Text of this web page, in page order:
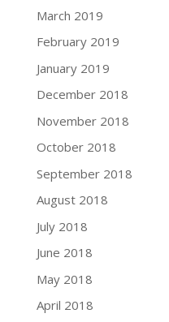
March 2019
February 2019
January 2019
December 2018
November 2018
October 2018
September 2018
August 2018
July 2018
June 2018
May 2018
April 2018